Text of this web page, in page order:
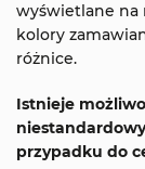
wyświetlane na
kolory
różnice.
Istnieje
przypadku do